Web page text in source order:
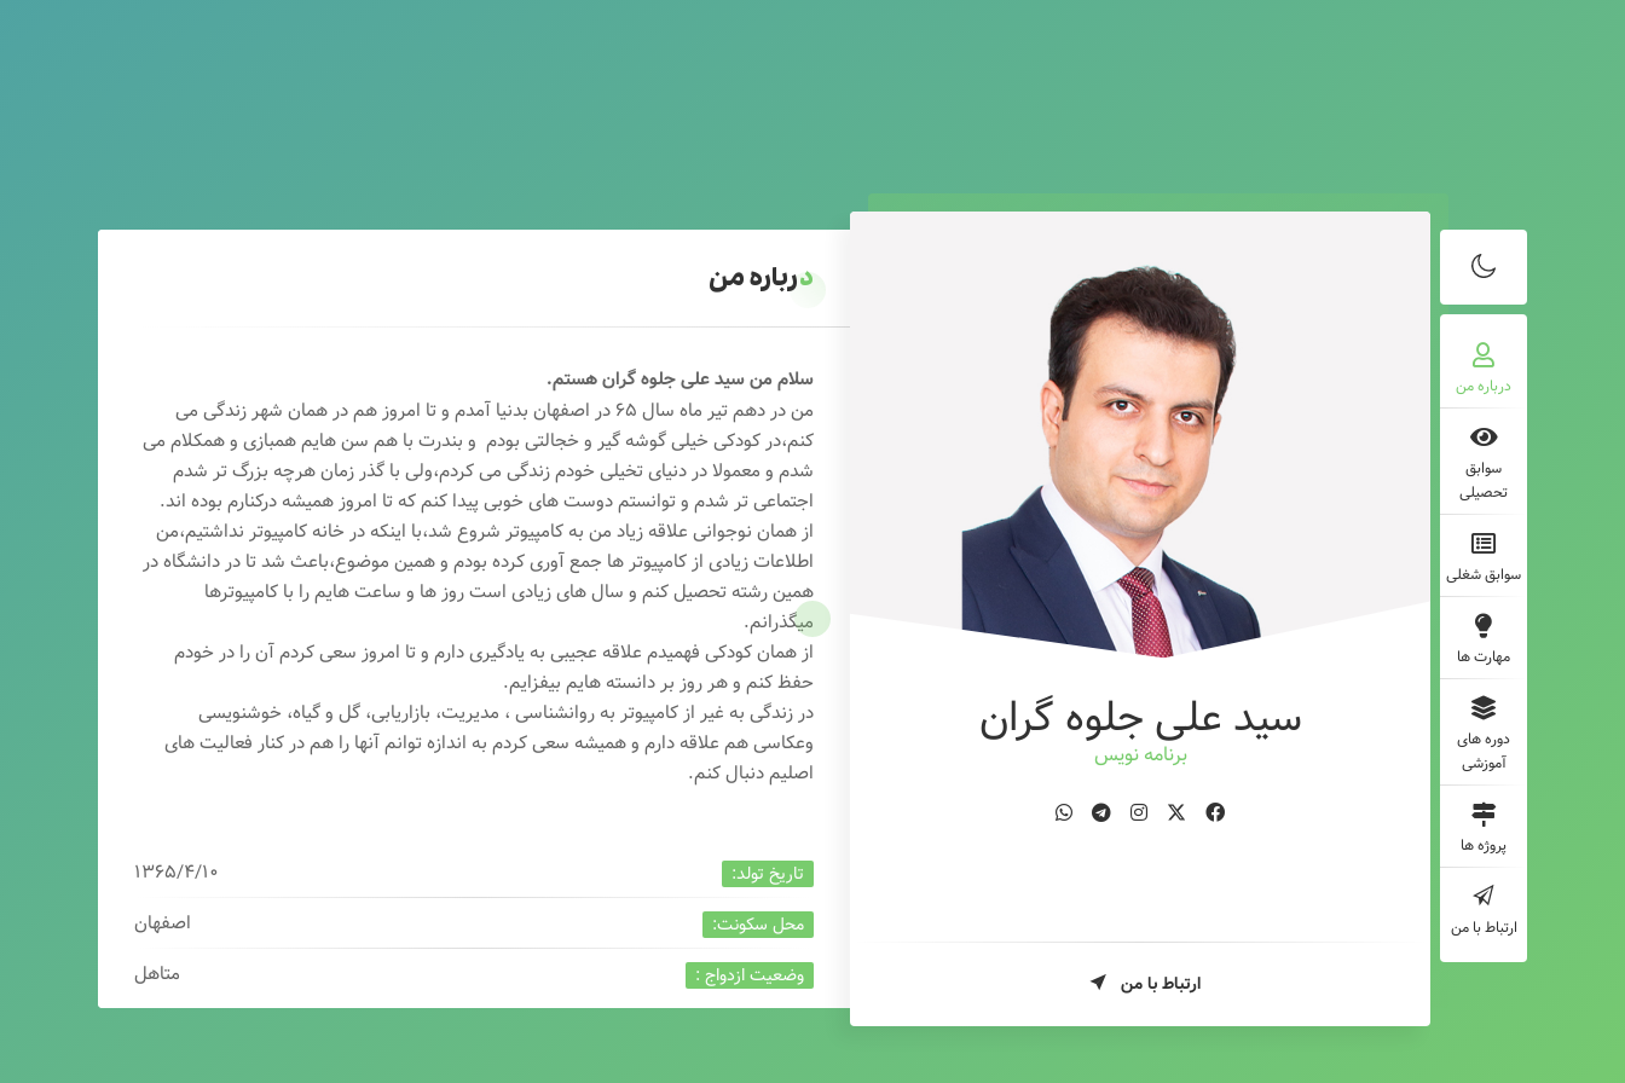
درباره من
سوابق
تحصیلی
سوابق شغلی
مهارت ها
دوره های
آموزشی
پروژه ها
ارتباط با من
سید علی جلوه گران
برنامه نویس
ارتباط با من
درباره من
سلام من سید علی جلوه گران هستم.
من در دهم تیر ماه سال ۶۵ در اصفهان بدنیا آمدم و تا امروز هم در همان شهر زندگی می
کنم،در کودکی خیلی گوشه گیر و خجالتی بودم و بندرت با هم سن هایم همبازی و همکلام می
شدم و معمولا در دنیای تخیلی خودم زندگی می کردم،ولی با گذر زمان هرچه بزرگ تر شدم
اجتماعی تر شدم و توانستم دوست های خوبی پیدا کنم که تا امروز همیشه درکنارم بوده اند.
از همان نوجوانی علاقه زیاد من به کامپیوتر شروع شد،با اینکه در خانه کامپیوتر نداشتیم،من
اطلاعات زیادی از کامپیوتر ها جمع آوری کرده بودم و همین موضوع،باعث شد تا در دانشگاه در
همین رشته تحصیل کنم و سال های زیادی است روز ها و ساعت هایم را با کامپیوترها
میگذرانم.
از همان کودکی فهمیدم علاقه عجیبی به یادگیری دارم و تا امروز سعی کردم آن را در خودم
حفظ کنم و هر روز بر دانسته هایم بیفزایم.
در زندگی به غیر از کامپیوتر به روانشناسی ، مدیریت، بازاریابی، گل و گیاه، خوشنویسی
وعکاسی هم علاقه دارم و همیشه سعی کردم به اندازه توانم آنها را هم در کنار فعالیت های
اصلیم دنبال کنم.
تاریخ تولد: ۱۳۶۵/۴/۱۰
محل سکونت: اصفهان
وضعیت ازدواج : متاهل